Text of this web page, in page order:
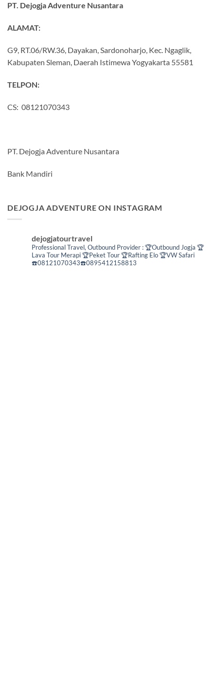
PT. Dejogja Adventure Nusantara
ALAMAT:
G9, RT.06/RW.36, Dayakan, Sardonoharjo, Kec. Ngaglik,
Kabupaten Sleman, Daerah Istimewa Yogyakarta 55581
TELPON:
CS: 08121070343
PT. Dejogja Adventure Nusantara
Bank Mandiri
DEJOGJA ADVENTURE ON INSTAGRAM
dejogjatourtravel
Professional Travel,Outbound Provider :🏆Outbound Jogja 🏆
Lava Tour Merapi🏆Peket Tour🏆Rafting Elo🏆VW Safari
☎️08121070343☎️0895412158813